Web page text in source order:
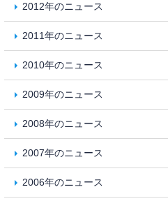
2012年のニュース
2011年のニュース
2010年のニュース
2009年のニュース
2008年のニュース
2007年のニュース
2006年のニュース